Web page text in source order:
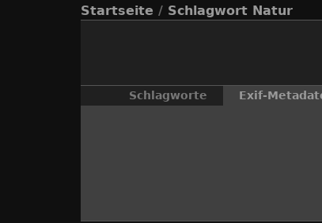
Startseite / Schlagwort Natur
Schlagworte
Exif-